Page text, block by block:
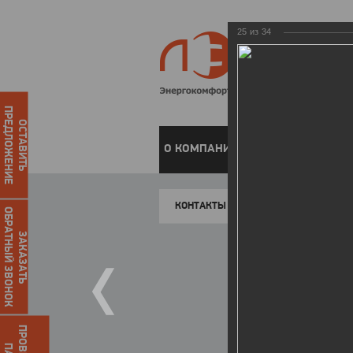
О КОМПАНИИ
КОНТАКТЫ
ОСТАВИТЬ
ПРЕДЛОЖЕНИЕ
ЗАКАЗАТЬ
ОБРАТНЫЙ ЗВОНОК
25 из 34